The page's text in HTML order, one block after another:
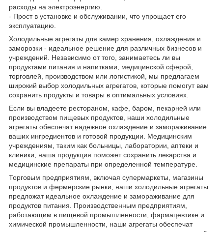
расходы на электроэнергию.
- Прост в установке и обслуживании, что упрощает его
эксплуатацию.
Холодильные агрегаты для камер хранения, охлаждения и
заморозки - идеальное решение для различных бизнесов и
учреждений. Независимо от того, занимаетесь ли вы
продуктами питания и напитками, медицинской сферой,
торговлей, производством или логистикой, мы предлагаем
широкий выбор холодильных агрегатов, которые помогут вам
сохранить продукты и товары в оптимальных условиях.
Если вы владеете рестораном, кафе, баром, пекарней или
производством пищевых продуктов, наши холодильные
агрегаты обеспечат надежное охлаждение и замораживание
ваших ингредиентов и готовой продукции. Медицинским
учреждениям, таким как больницы, лаборатории, аптеки и
клиники, наша продукция поможет сохранить лекарства и
медицинские препараты при определенной температуре.
Торговым предприятиям, включая супермаркеты, магазины
продуктов и фермерские рынки, наши холодильные агрегаты
предложат идеальное охлаждение и замораживание для
продуктов питания. Производственным предприятиям,
работающим в пищевой промышленности, фармацевтике и
химической промышленности, наши агрегаты обеспечат